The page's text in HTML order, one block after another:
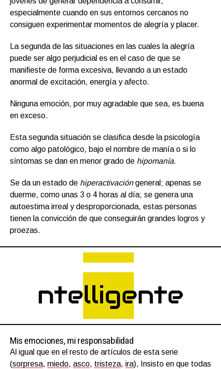
especialmente cuando en sus entornos cercanos no
consiguen experimentar momentos de alegría y placer.
La segunda de las situaciones en las cuales la alegría
puede ser algo perjudicial es en el caso de que se
manifieste de forma excesiva, llevando a un estado
anormal de excitación, energía y afecto.
Ninguna emoción, por muy agradable que sea, es buena
en exceso.
Esta segunda situación se clasifica desde la psicología
como algo patológico, bajo el nombre de manía o si lo
síntomas se dan en menor grado de hipomanía.
Se da un estado de hiperactivacióngeneral; apenas se
duerme, como unas 3 o 4 horas al día; se genera una
autoestima irreal y desproporcionada, estas personas
tienen la convicción de que conseguirán grandes logros y
proezas.
Mis emociones, mi responsabilidad
Al igual que en el resto de artículos de esta serie
(sorpresa, miedo, asco, tristeza, ira), Insisto en que todas